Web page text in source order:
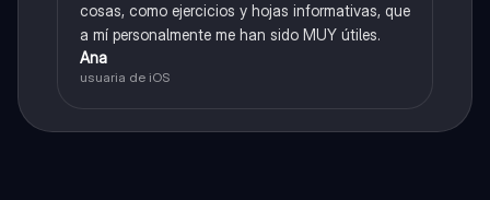
cosas, como ejercicios y hojas informativas, que
a mí personalmente me han sido MUY útiles.
Ana
usuaria de iOS